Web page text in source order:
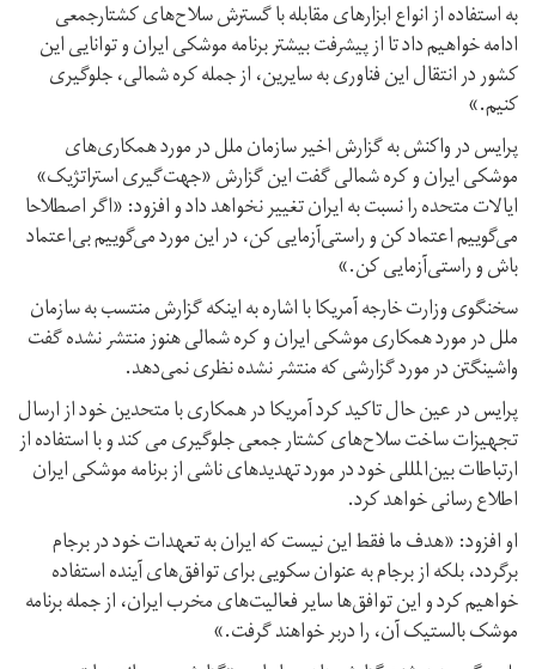
به استفاده از انواع ابزارهای مقابله با گسترش سلاح‌های کشتارجمعی
ادامه خواهیم داد تا از پیشرفت بیشتر برنامه موشکی ایران و توانایی این
کشور در انتقال این فناوری به سایرین، از جمله کره شمالی، جلوگیری
کنیم.»
پرایس در واکنش به گزارش اخیر سازمان ملل در مورد همکاری‌های
موشکی ایران و کره شمالی گفت این گزارش «جهت‌گیری استراتژیک»
ایالات متحده را نسبت به ایران تغییر نخواهد داد و افزود: «اگر اصطلاحا
می‌گوییم اعتماد کن و راستی‌آزمایی کن، در این مورد می‌گوییم بی‌اعتماد
باش و راستی‌آزمایی کن.»
سخنگوی وزارت خارجه آمریکا با اشاره به اینکه گزارش منتسب به سازمان
ملل در مورد همکاری موشکی ایران و کره شمالی هنوز منتشر نشده گفت
واشینگتن در مورد گزارشی که منتشر نشده نظری نمی‌دهد.
پرایس در عین حال تاکید کرد آمریکا در همکاری با متحدین خود از ارسال
تجهیزات ساخت سلاح‌های کشتار جمعی جلوگیری می کند و با استفاده از
ارتباطات بین‌المللی خود در مورد تهدیدهای ناشی از برنامه موشکی ایران
اطلاع رسانی خواهد کرد.
او افزود: «هدف ما فقط این نیست که ایران به تعهدات خود در برجام
برگردد، بلکه از برجام به عنوان سکویی برای توافق‌های آینده استفاده
خواهیم کرد و این توافق‌ها سایر فعالیت‌های مخرب ایران، از جمله برنامه
موشک بالستیک آن، را دربر خواهند گرفت.»